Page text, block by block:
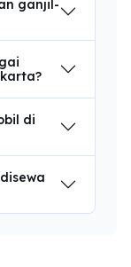
ganjil-
di